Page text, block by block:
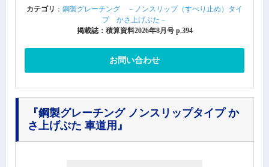
カテゴリ ： 鋼製グレーチング －ノンスリップ（すべり止め）タイ
プ かさ上げぶた－
掲載誌：積算資料2026年8月号 p.394
お問い合わせ
『鋼製グレーチング ノンスリップタイプ か
さ上げぶた 車道用』